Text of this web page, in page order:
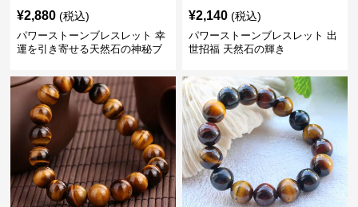
¥2,880 (税込)
パワーストーンブレスレット 幸
運を引き寄せる天然石の神秘ブ
¥2,140 (税込)
パワーストーンブレスレット 出
世招福 天然石の輝き